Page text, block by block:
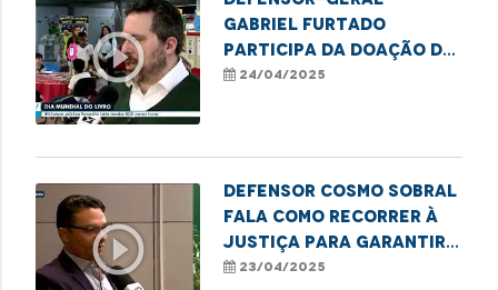
play_circle_outline
Gabriel Furtado
participa da doação de
livros à Biblioteca
24/04/2025
play_circle_outline
Defensor Cosmo Sobral
fala como recorrer à
Justiça para garantir
seus direitos na área
23/04/2025